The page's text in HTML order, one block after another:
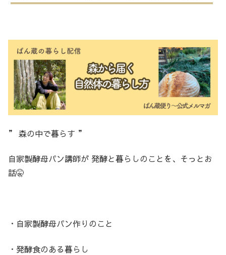
” 森の中で暮らす ”
自家製酵母パン講師が 発酵と暮らしのことを、そっとお
話🤫
・自家製酵母パン作りのこと
・発酵食のある暮らし